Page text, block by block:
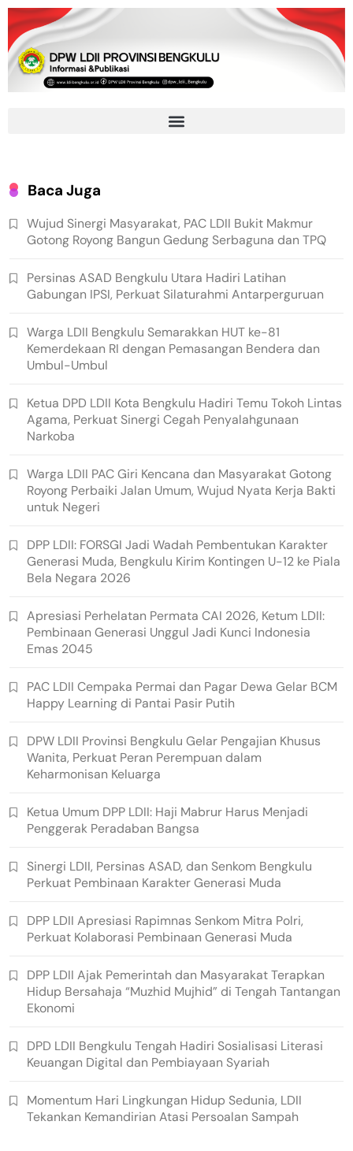
Baca Juga
Wujud Sinergi Masyarakat, PAC LDII Bukit Makmur
Gotong Royong Bangun Gedung Serbaguna dan TPQ
Persinas ASAD Bengkulu Utara Hadiri Latihan
Gabungan IPSI, Perkuat Silaturahmi Antarperguruan
Warga LDII Bengkulu Semarakkan HUT ke-81
Kemerdekaan RI dengan Pemasangan Bendera dan
Umbul-Umbul
Ketua DPD LDII Kota Bengkulu Hadiri Temu Tokoh Lintas
Agama, Perkuat Sinergi Cegah Penyalahgunaan
Narkoba
Warga LDII PAC Giri Kencana dan Masyarakat Gotong
Royong Perbaiki Jalan Umum, Wujud Nyata Kerja Bakti
untuk Negeri
DPP LDII: FORSGI Jadi Wadah Pembentukan Karakter
Generasi Muda, Bengkulu Kirim Kontingen U-12 ke Piala
Bela Negara 2026
Apresiasi Perhelatan Permata CAI 2026, Ketum LDII:
Pembinaan Generasi Unggul Jadi Kunci Indonesia
Emas 2045
PAC LDII Cempaka Permai dan Pagar Dewa Gelar BCM
Happy Learning di Pantai Pasir Putih
DPW LDII Provinsi Bengkulu Gelar Pengajian Khusus
Wanita, Perkuat Peran Perempuan dalam
Keharmonisan Keluarga
Ketua Umum DPP LDII: Haji Mabrur Harus Menjadi
Penggerak Peradaban Bangsa
Sinergi LDII, Persinas ASAD, dan Senkom Bengkulu
Perkuat Pembinaan Karakter Generasi Muda
DPP LDII Apresiasi Rapimnas Senkom Mitra Polri,
Perkuat Kolaborasi Pembinaan Generasi Muda
DPP LDII Ajak Pemerintah dan Masyarakat Terapkan
Hidup Bersahaja “Muzhid Mujhid” di Tengah Tantangan
Ekonomi
DPD LDII Bengkulu Tengah Hadiri Sosialisasi Literasi
Keuangan Digital dan Pembiayaan Syariah
Momentum Hari Lingkungan Hidup Sedunia, LDII
Tekankan Kemandirian Atasi Persoalan Sampah